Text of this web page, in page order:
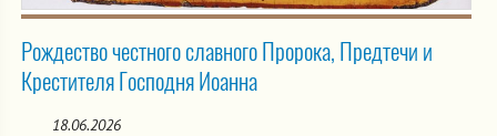
Рождество честного славного Пророка, Предтечи и
Крестителя Господня Иоанна
18.06.2026